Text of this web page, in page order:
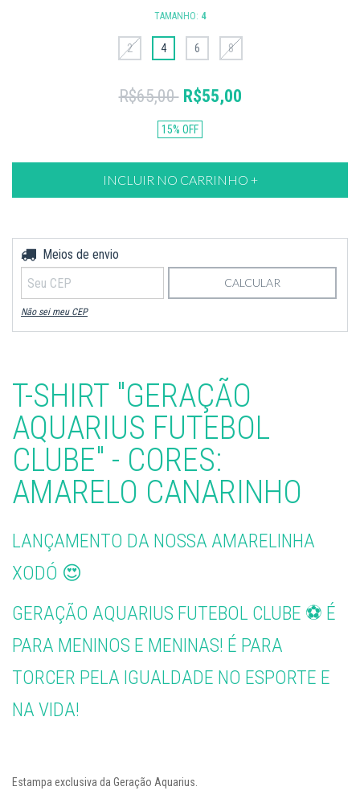
TAMANHO: 4
2 4 6 8
R$65,00 R$55,00
15% OFF
Entregas para o CEP:
Meios de envio
CALCULAR
Não sei meu CEP
T-SHIRT "GERAÇÃO
AQUARIUS FUTEBOL
CLUBE" - CORES:
AMARELO CANARINHO
LANÇAMENTO DA NOSSA AMARELINHA
XODÓ 😍
GERAÇÃO AQUARIUS FUTEBOL CLUBE ⚽️ É
PARA MENINOS E MENINAS! É PARA
TORCER PELA IGUALDADE NO ESPORTE E
NA VIDA!
Estampa exclusiva da Geração Aquarius.